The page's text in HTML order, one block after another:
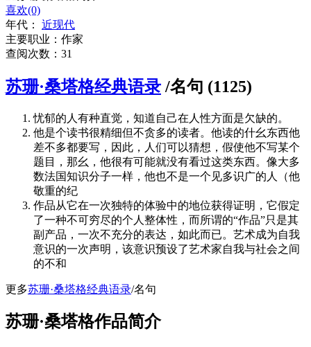
喜欢(0)
年代： 近现代
主要职业：作家
查阅次数：31
苏珊·桑塔格经典语录 /名句 (1125)
忧郁的人有种直觉，知道自己在人性方面是欠缺的。
他是个读书很精细但不贪多的读者。他读的什幺东西他
差不多都要写，因此，人们可以猜想，假使他不写某个
题目，那幺，他很有可能就没有看过这类东西。像大多
数法国知识分子一样，他也不是一个见多识广的人（他
敬重的纪
作品从它在一次独特的体验中的地位获得证明，它假定
了一种不可穷尽的个人整体性，而所谓的“作品”只是其
副产品，一次不充分的表达，如此而已。艺术成为自我
意识的一次声明，该意识预设了艺术家自我与社会之间
的不和
更多苏珊·桑塔格经典语录/名句
苏珊·桑塔格作品简介